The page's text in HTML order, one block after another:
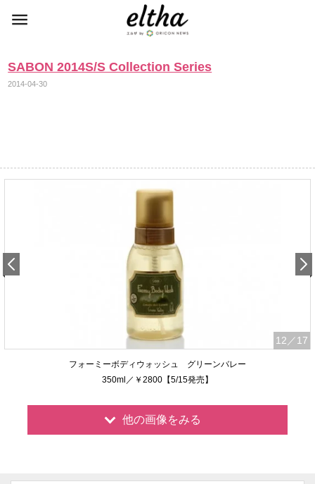
SABON 2014S/S Collection Series
2014-04-30
12 ／17
フォーミーボディウォッシュ グリーンバレー
350ml／￥2800【5/15発売】
他の画像をみる